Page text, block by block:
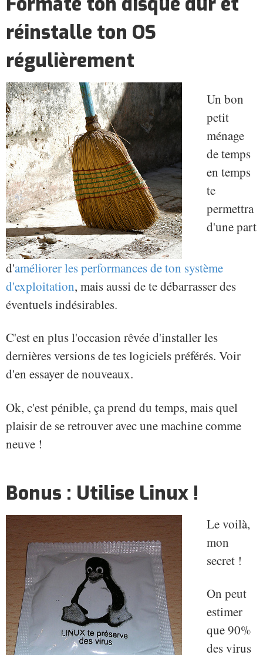
réinstalle ton OS
régulièrement
Un bon
petit
ménage
de temps
en temps
te
permettra
d'une part
d'améliorer les performances de ton système
d'exploitation, mais aussi de te débarrasser des
éventuels indésirables.
C'est en plus l'occasion rêvée d'installer les
dernières versions de tes logiciels préférés. Voir
d'en essayer de nouveaux.
Ok, c'est pénible, ça prend du temps, mais quel
plaisir de se retrouver avec une machine comme
neuve !
Bonus : Utilise Linux !
Le voilà,
mon
secret !
On peut
estimer
que 90%
des virus